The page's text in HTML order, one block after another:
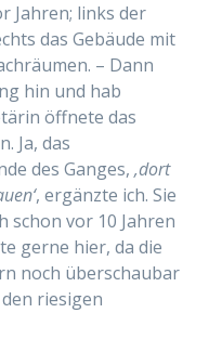
Jahren; links der
das Gebäude mit
– Dann
hin und hab
öffnete das
Ja, das
des Ganges, ‚dort
, ergänzte ich. Sie
schon vor 10 Jahren
gerne hier, da die
noch überschaubar
riesigen